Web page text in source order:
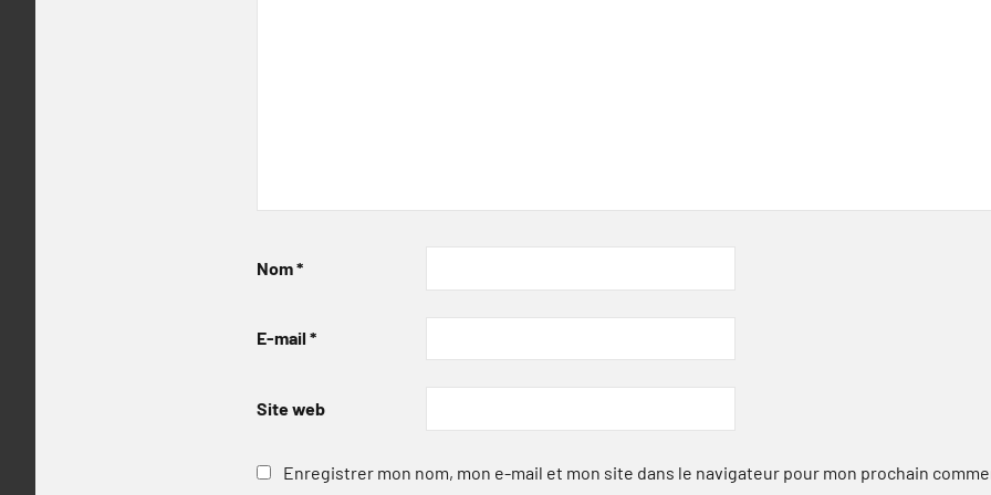
Nom*
E-mail *
Site web
Enregistrer mon nom, mon e-mail et mon site dans le navigateur pour mon prochain